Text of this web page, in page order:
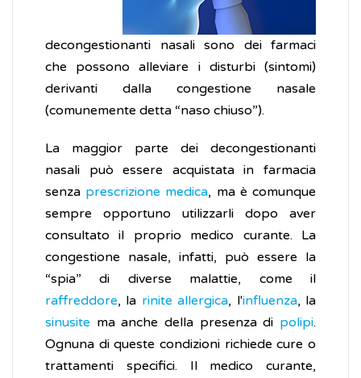
decongestionanti nasali sono dei farmaci
che possono alleviare i disturbi (sintomi)
derivanti dalla congestione nasale
(comunemente detta “naso chiuso”).
La maggior parte dei decongestionanti
nasali può essere acquistata in farmacia
senza prescrizione medica, ma è comunque
sempre opportuno utilizzarli dopo aver
consultato il proprio medico curante. La
congestione nasale, infatti, può essere la
“spia” di diverse malattie, come il
raffreddore, la rinite allergica, l'influenza, la
sinusite ma anche della presenza di polipi.
Ognuna di queste condizioni richiede cure o
trattamenti specifici. Il medico curante,